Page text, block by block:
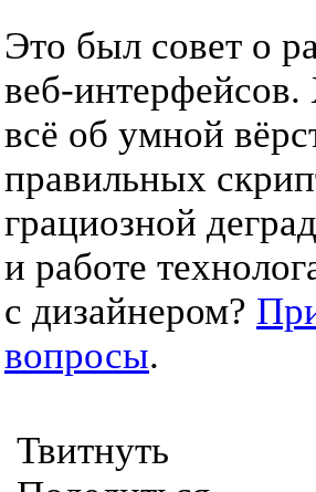
Это был совет о
веб-интерфейсов.
всё об умной
правильных
грациозной
и работе
с дизайнером?
вопросы.
Твитнуть